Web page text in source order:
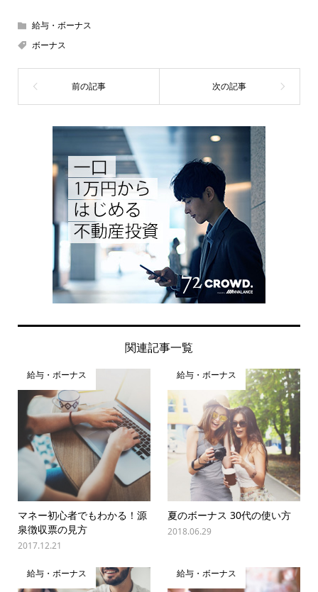
給与・ボーナス
ボーナス
関連記事一覧
給与・ボーナス
マネー初心者でもわかる！源
泉徴収票の見方
2017.12.21
給与・ボーナス
夏のボーナス 30代の使い方
2018.06.29
給与・ボーナス 給与・ボーナス